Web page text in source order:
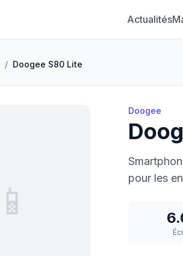
Actualités
/ Doogee S80 Lite
📱
Doogee
pour les